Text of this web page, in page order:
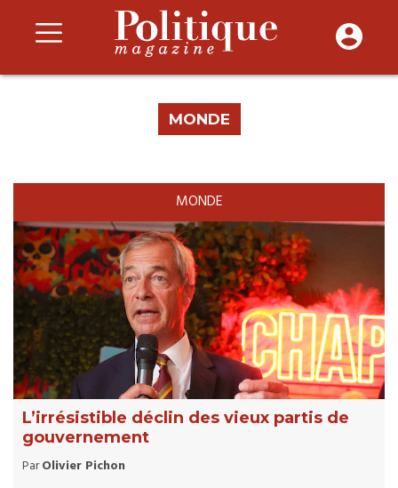
MONDE
MONDE
L’irrésistible déclin des vieux partis de
gouvernement
ParOlivier Pichon